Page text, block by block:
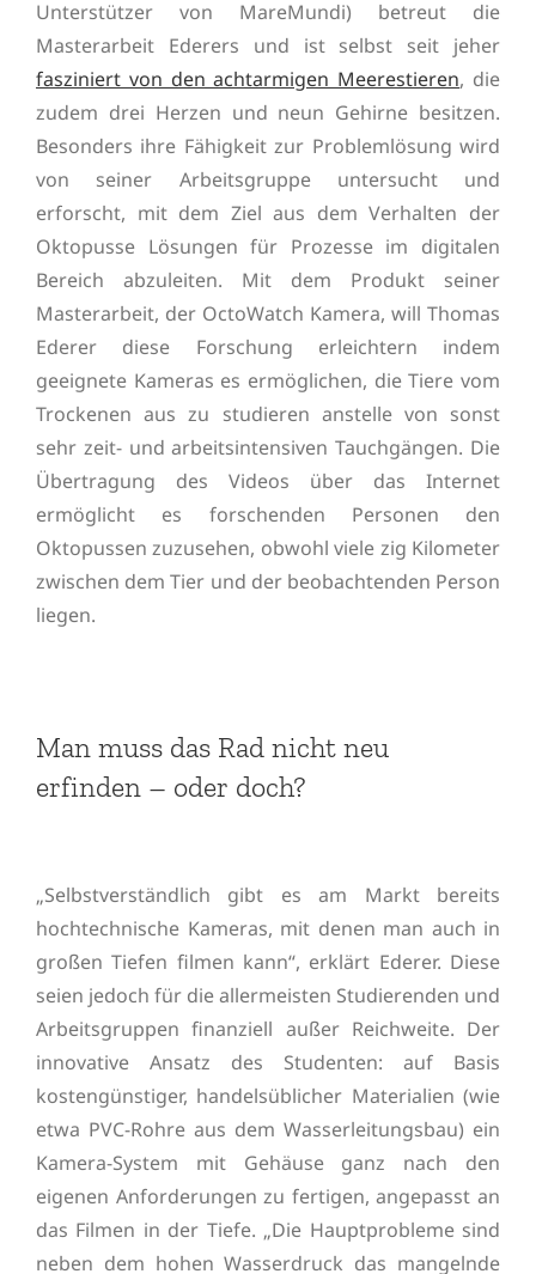
Unterstützer von MareMundi) betreut die
Masterarbeit Ederers und ist selbst seit jeher
fasziniert von den achtarmigen Meerestieren, die
zudem drei Herzen und neun Gehirne besitzen.
Besonders ihre Fähigkeit zur Problemlösung wird
von seiner Arbeitsgruppe untersucht und
erforscht, mit dem Ziel aus dem Verhalten der
Oktopusse Lösungen für Prozesse im digitalen
Bereich abzuleiten. Mit dem Produkt seiner
Masterarbeit, der OctoWatch Kamera, will Thomas
Ederer diese Forschung erleichtern indem
geeignete Kameras es ermöglichen, die Tiere vom
Trockenen aus zu studieren anstelle von sonst
sehr zeit- und arbeitsintensiven Tauchgängen. Die
Übertragung des Videos über das Internet
ermöglicht es forschenden Personen den
Oktopussen zuzusehen, obwohl viele zig Kilometer
zwischen dem Tier und der beobachtenden Person
liegen.
Man muss das Rad nicht neu
erfinden – oder doch?
„Selbstverständlich gibt es am Markt bereits
hochtechnische Kameras, mit denen man auch in
großen Tiefen filmen kann“, erklärt Ederer. Diese
seien jedoch für die allermeisten Studierenden und
Arbeitsgruppen finanziell außer Reichweite. Der
innovative Ansatz des Studenten: auf Basis
kostengünstiger, handelsüblicher Materialien (wie
etwa PVC-Rohre aus dem Wasserleitungsbau) ein
Kamera-System mit Gehäuse ganz nach den
eigenen Anforderungen zu fertigen, angepasst an
das Filmen in der Tiefe. „Die Hauptprobleme sind
neben dem hohen Wasserdruck das mangelnde